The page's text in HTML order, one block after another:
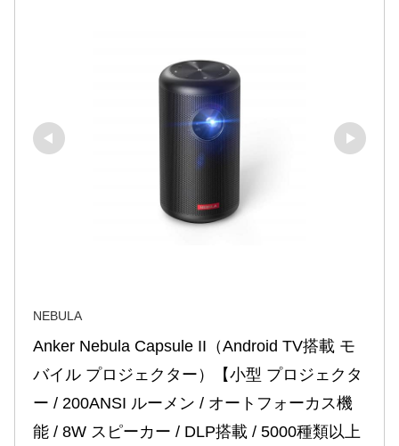
NEBULA
Anker Nebula Capsule II（Android TV搭載 モ
バイル プロジェクター）【小型 プロジェクタ
ー / 200ANSI ルーメン / オートフォーカス機
能 / 8W スピーカー / DLP搭載 / 5000種類以上